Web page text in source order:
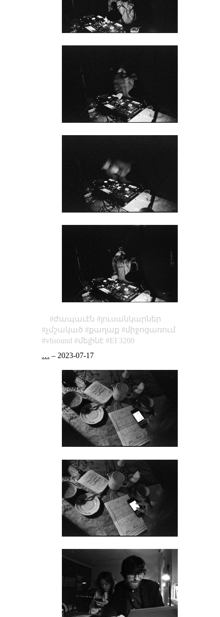
ժապաւէն
լուսանկարներ
չմշակած
քաղաք
միջոցառում
vhsound
մելինէ
EI 3200
… – 2023-07-17